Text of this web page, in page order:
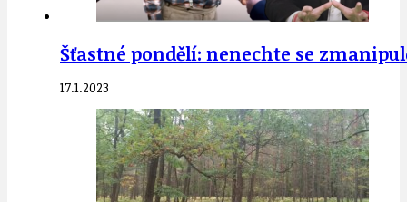
Šťastné pondělí: nenechte se
17.1.2023